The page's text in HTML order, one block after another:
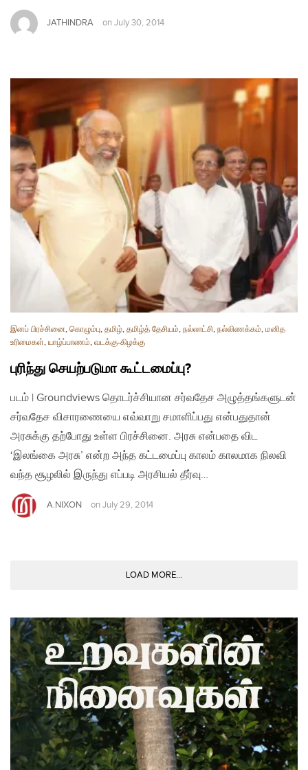
JATHINDRA on July 30, 2014
இனப் பிரச்சினை, கொழும்பு, தமிழ், தமிழ்த் தேசியம், நல்லாட்சி, நல்லிணக்கம், மனித
உரிமைகள், யாழ்ப்பாணம், வடக்கு-கிழக்கு
புரிந்து செயற்படுமா கூட்டமைப்பு?
படம் | Groundviews தொடர்ச்சியான சர்வதேச அழுத்தங்களுடன்
சர்வதேச விசாரணையை எவ்வாறு சமாளிப்பது என்பதுதான்
அரசுக்கு தற்போது உள்ள பிரச்சினை. அரசு என்பதை விட
‘இலங்கை அரசு’ என்ற அந்த கட்டமைப்பு காலம் காலமாக நிலவி
வந்த சூழலில் இருந்து எப்படி அரசியல் தீர்வு…
A.NIXON on July 29, 2014
LOAD MORE...